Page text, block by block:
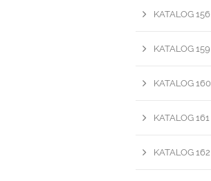
KATALOG 156
KATALOG 159
KATALOG 160
KATALOG 161
KATALOG 162